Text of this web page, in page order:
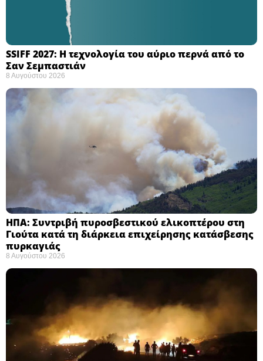
SSIFF 2027: Η τεχνολογία του αύριο περνά από το
Σαν Σεμπαστιάν ​
8 Αυγούστου 2026
ΗΠΑ: Συντριβή πυροσβεστικού ελικοπτέρου στη
Γιούτα κατά τη διάρκεια επιχείρησης κατάσβεσης
πυρκαγιάς ​
8 Αυγούστου 2026